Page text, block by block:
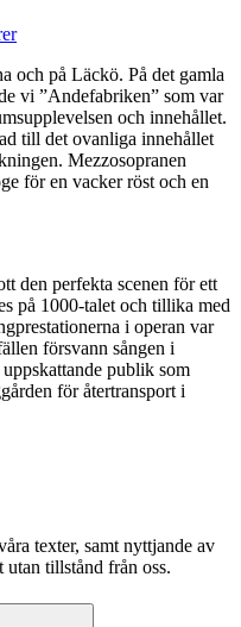
och på Läckö. På det gamla
vi ”Andefabriken” som var
och innehållet.
till det ovanliga innehållet
Mezzosopranen
för en vacker röst och en
den perfekta scenen för ett
på 1000-talet och tillika med
i operan var
försvann sången i
publik som
för återtransport i
texter, samt nyttjande av
tillstånd från oss.